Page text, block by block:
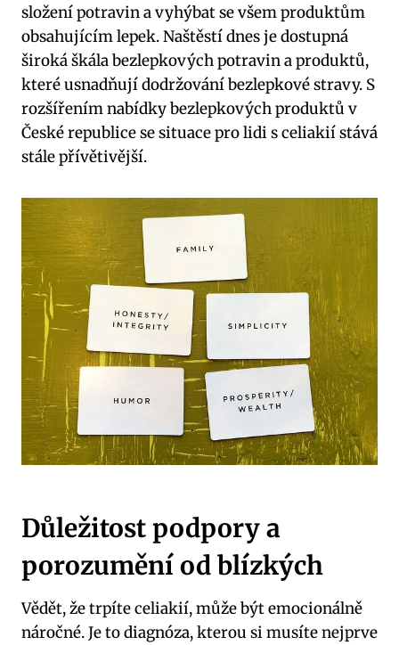
složení potravin a vyhýbat se všem ‌produktům
obsahujícím lepek. Naštěstí dnes je dostupná
široká škála bezlepkových potravin a produktů,
které usnadňují dodržování bezlepkové ‌stravy. S
rozšířením nabídky bezlepkových produktů v
⁤České republice se situace pro lidi s celiakií stává​
stále přívětivější.
Důležitost podpory ‍a
porozumění od ⁤blízkých
Vědět, že⁣ trpíte celiakií, může být emocionálně
náročné.‍ Je to diagnóza,‍ kterou si musíte nejprve